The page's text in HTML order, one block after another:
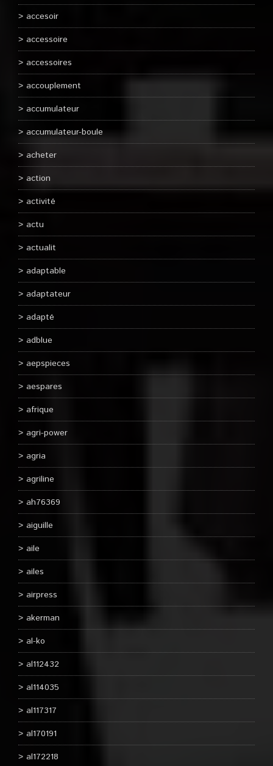
accesoir
accessoire
accessoires
accouplement
accumulateur
accumulateur-boule
acheter
action
activité
actu
actualit
adaptable
adaptateur
adapté
adblue
aepspieces
aespares
afrique
agri-power
agria
agriline
ah76369
aiguille
aile
ailes
airpress
akerman
al-ko
al112432
al114035
al117317
al170191
al172218